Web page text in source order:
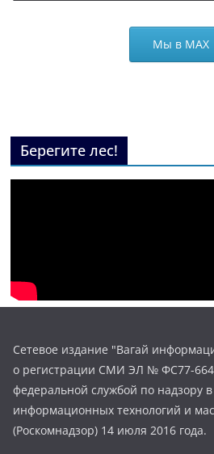
Мы в МАХ
Берегите лес!
Сетевое издание "Вагай
о регистрации СМИ ЭЛ № ФС77-
федеральной службой по надзору
информационных технологий и
(Роскомнадзор) 14 июля 2016 года.